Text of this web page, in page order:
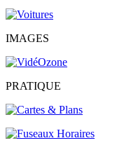
IMAGES
PRATIQUE